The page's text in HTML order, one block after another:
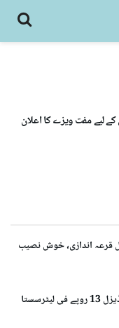
لیے مفت ویزے کا اعلان
قرعہ اندازی، خوش نصیب
حکومت نے پیٹرول 10 روپے اور ڈیزل 13 روپے فی لیٹرسستا